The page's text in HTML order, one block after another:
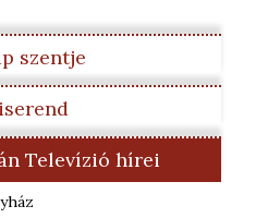
szentje
Televízió hírei